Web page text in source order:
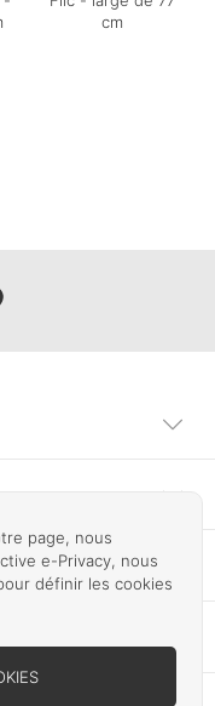
page, nous
e-Privacy, nous
définir les cookies
cm